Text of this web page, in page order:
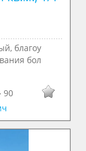
благоу
бол
90